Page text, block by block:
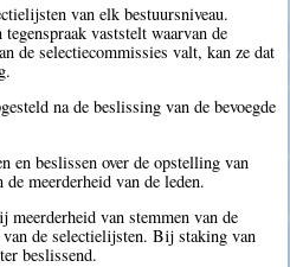
van elk bestuursniveau.
vaststelt waarvan de
de selectiecommissies valt, kan ze dat
na de beslissing van de bevoegde
en beslissen over de opstelling van
meerderheid van de leden.
meerderheid van stemmen van de
de selectielijsten. Bij staking van
beslissend.